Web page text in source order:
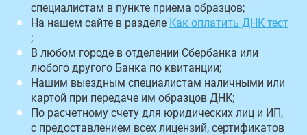
специалистам в пункте приема образцов;
На нашем сайте в разделе Как оплатить ДНК тест
;
В любом городе в отделении Сбербанка или
любого другого Банка по квитанции;
Нашим выездным специалистам наличными или
картой при передаче им образцов ДНК;
По расчетному счету для юридических лиц и ИП,
с предоставлением всех лицензий, сертификатов